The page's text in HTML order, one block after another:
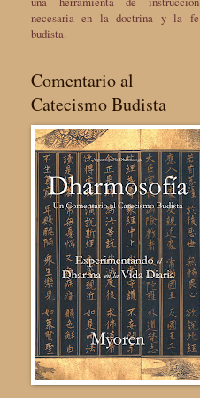
necesaria en la doctrina y la fe
budista.
Comentario al
Catecismo Budista